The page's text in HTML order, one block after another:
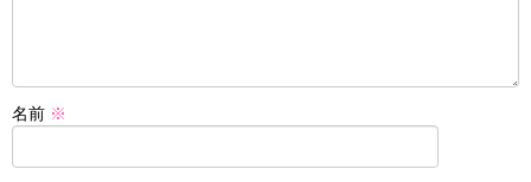
名前 ※